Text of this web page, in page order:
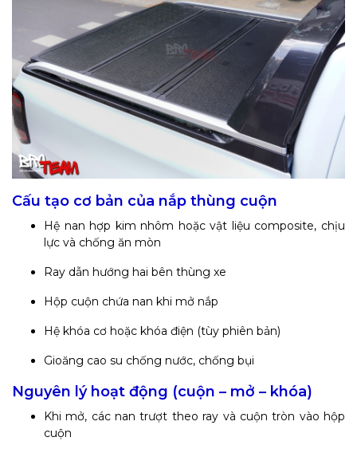
Cấu tạo cơ bản của nắp thùng cuộn
Hệ nan hợp kim nhôm hoặc vật liệu composite, chịu
lực và chống ăn mòn
Ray dẫn hướng hai bên thùng xe
Hộp cuộn chứa nan khi mở nắp
Hệ khóa cơ hoặc khóa điện (tùy phiên bản)
Gioăng cao su chống nước, chống bụi
Nguyên lý hoạt động (cuộn – mở – khóa)
Khi mở, các nan trượt theo ray và cuộn tròn vào hộp
cuộn